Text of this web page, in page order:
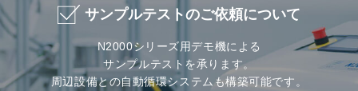
サンプルテストのご依頼について
N2000シリーズ用デモ機による
サンプルテストを承ります。
周辺設備との自動循環システムも構築可能です。